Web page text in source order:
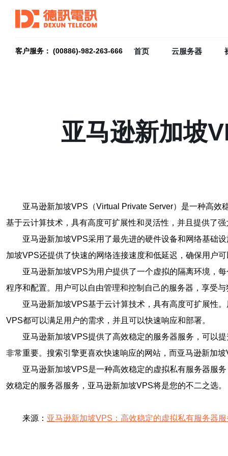
客户服务： (00886)-982-263-666 首页 云服务器
亚马逊新加坡
亚马逊新加坡VPS（Virtual Private Server）是一种高
基于云计算技术，具有高度可扩展性和灵活性，并且提供了
亚马逊新加坡VPS采用了最先进的硬件设备和网络基础
加坡VPS还提供了快速的网络连接速度和低延迟，确保用户
亚马逊新加坡VPS为用户提供了一个虚拟的隔离环境，
程序和配置。用户可以自由管理和控制自己的服务器，享受
亚马逊新加坡VPS基于云计算技术，具有高度可扩展性
VPS都可以满足用户的需求，并且可以快速响应和部署。
亚马逊新加坡VPS提供了高效稳定的服务器服务，可以
非常重要。搜索引擎更喜欢快速响应的网站，而亚马逊新加
亚马逊新加坡VPS是一种高效稳定的虚拟私有服务器服
效稳定的服务器服务，亚马逊新加坡VPS将是您的不二之选。
来源： 亚马逊新加坡VPS：高效稳定的虚拟私有服务器服